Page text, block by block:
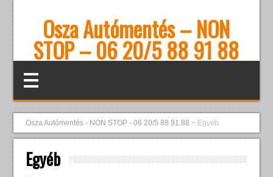
Osza Autómentés – NON
STOP – 06 20/5 88 91 88
Osza Autómentés - NON STOP - 06 20/5 88 91 88 > Egyéb
Egyéb